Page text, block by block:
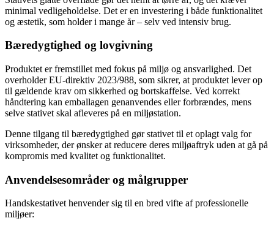
minimal vedligeholdelse. Det er en investering i både funktionalitet
og æstetik, som holder i mange år – selv ved intensiv brug.
Bæredygtighed og lovgivning
Produktet er fremstillet med fokus på miljø og ansvarlighed. Det
overholder EU-direktiv 2023/988, som sikrer, at produktet lever op
til gældende krav om sikkerhed og bortskaffelse. Ved korrekt
håndtering kan emballagen genanvendes eller forbrændes, mens
selve stativet skal afleveres på en miljøstation.
Denne tilgang til bæredygtighed gør stativet til et oplagt valg for
virksomheder, der ønsker at reducere deres miljøaftryk uden at gå på
kompromis med kvalitet og funktionalitet.
Anvendelsesområder og målgrupper
Handskestativet henvender sig til en bred vifte af professionelle
miljøer: